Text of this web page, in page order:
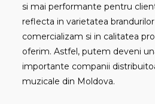
si mai performante pentru
reflecta in varietatea
comercializam si in calitatea
oferim. Astfel, putem deveni
importante companii
muzicale din Moldova.